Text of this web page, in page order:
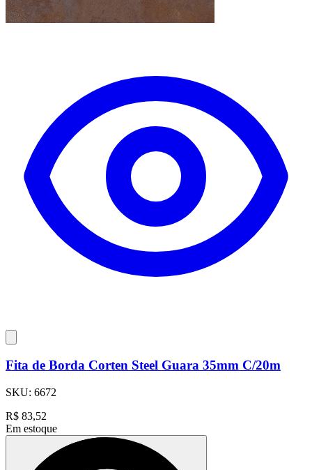
Fita de Borda Corten Steel Guara 35mm C/20m
SKU: 6672
R$ 83,52
Em estoque